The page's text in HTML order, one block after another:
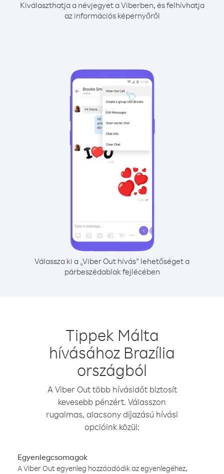
Kiválaszthatja a névjegyet a Viberben, és felhívhatja
az információs képernyőről
Válassza ki a „Viber Out hívás” lehetőséget a
párbeszédablak fejlécében
Tippek Málta
hívásához Brazília
országból
A Viber Out több hívásidőt biztosít
kevesebb pénzért. Válasszon
rugalmas, alacsony díjazású hívási
opcióink közül:
Egyenlegcsomagok
A Viber Out egyenleg hozzáadódik az egyenlegéhez,